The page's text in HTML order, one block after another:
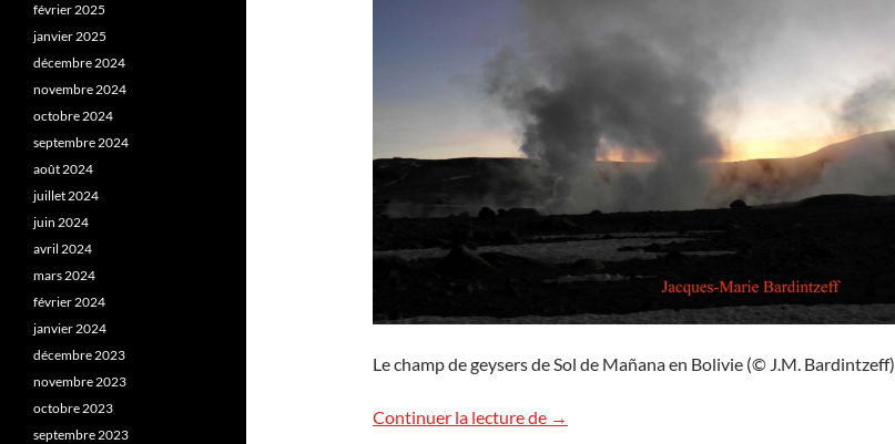
Le champ de geysers de Sol de Mañana en Bolivie (© J.M. Bardintzeff).
Continuer la lecture de Les geysers de Sol de Mañana en Bolivie
→
février 2025
janvier 2025
décembre 2024
novembre 2024
octobre 2024
septembre 2024
août 2024
juillet 2024
juin 2024
avril 2024
mars 2024
février 2024
janvier 2024
décembre 2023
novembre 2023
octobre 2023
septembre 2023